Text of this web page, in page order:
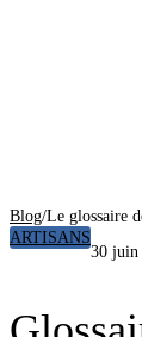
Blog/Le glossaire
ARTISANS
30 juin